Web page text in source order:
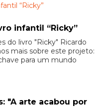
infantil “Ricky”
do livro "Ricky" Ricardo
mais sobre este projeto:
para um mundo
"A arte acabou por